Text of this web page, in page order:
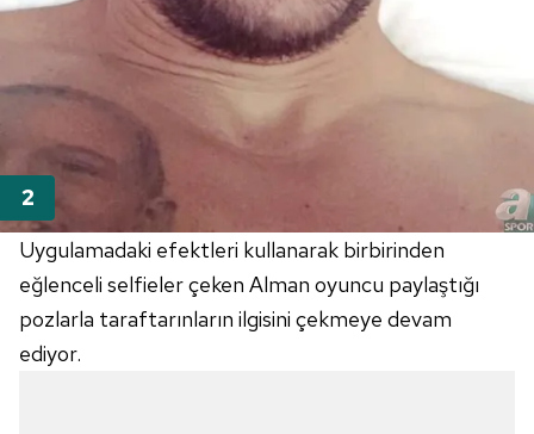
Uygulamadaki efektleri kullanarak birbirinden
eğlenceli selfieler çeken Alman oyuncu paylaştığı
pozlarla taraftarınların ilgisini çekmeye devam
ediyor.